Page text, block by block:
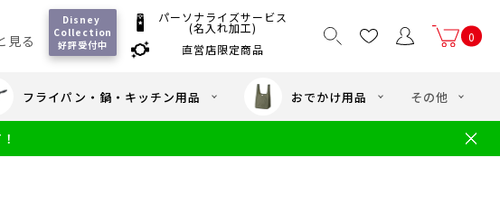
見る
以上送料無料
サーモスのeギフト
ギフトのご案内
Disney
Collection
好評受付中
パーソナライズサービス
(名入れ加工)
直営店限定商品
0
フライパン・鍋・キッチン用品 おでかけ用品 その他